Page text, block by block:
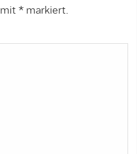
* markiert.